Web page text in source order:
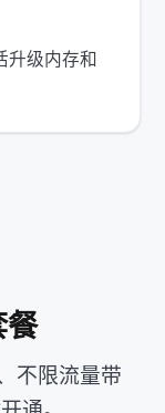
升级内存和
餐
不限流量带